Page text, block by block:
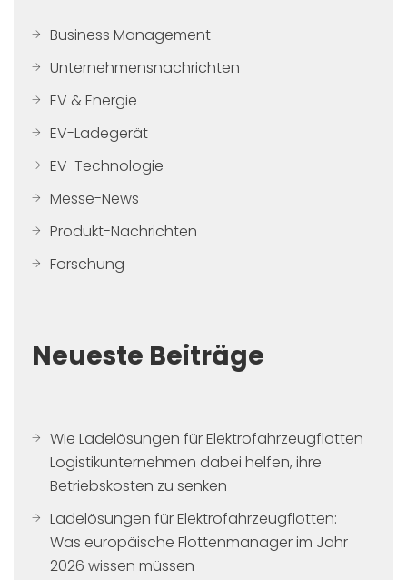
Business Management
Unternehmensnachrichten
EV & Energie
EV-Ladegerät
EV-Technologie
Messe-News
Produkt-Nachrichten
Forschung
Neueste Beiträge
Wie Ladelösungen für Elektrofahrzeugflotten
Logistikunternehmen dabei helfen, ihre
Betriebskosten zu senken
Ladelösungen für Elektrofahrzeugflotten:
Was europäische Flottenmanager im Jahr
2026 wissen müssen